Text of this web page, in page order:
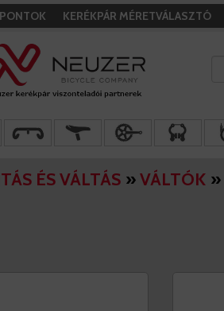
KERÉKPÁR MÉRETVÁLASZTÓ
ÉS VÁLTÁS »VÁLTÓK »